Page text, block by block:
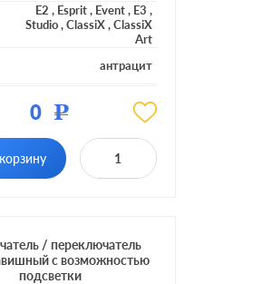
E2 , Esprit, Event, E3 ,
Studio,ClassiX,ClassiX
Art
антрацит
пластмасса
одноклавишный
с подсветкой, с
индикацией
0 Р
/ переключатель
с возможностью
подсветки